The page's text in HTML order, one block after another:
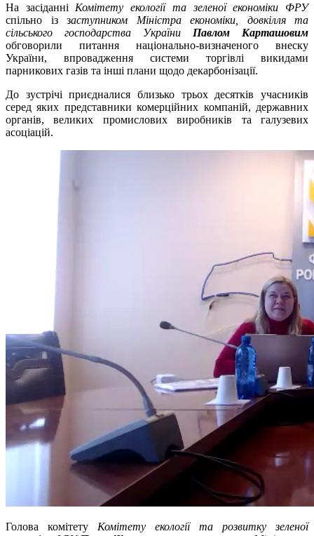
На засіданні Комітету екології та зеленої економіки ФРУ
спільно із заступником Міністра економіки, довкілля та
сільського господарства України Павлом Карташовим
обговорили питання національно-визначеного внеску
України, впровадження системи торгівлі викидами
парникових газів та інші плани щодо декарбонізації.
До зустрічі приєдналися близько трьох десятків учасників
серед яких представники комерційних компаній, державних
органів, великих промислових виробників та галузевих
асоціацій.
Голова комітету Комітету екології та розвитку зеленої